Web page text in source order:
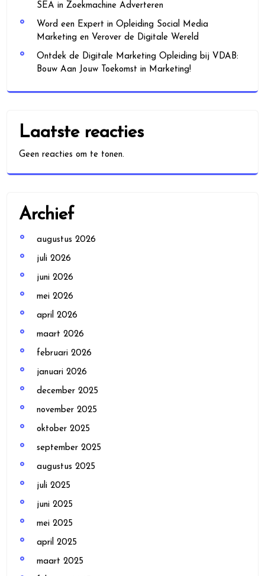
SEA in Zoekmachine Adverteren
Word een Expert in Opleiding Social Media
Marketing en Verover de Digitale Wereld
Ontdek de Digitale Marketing Opleiding bij VDAB:
Bouw Aan Jouw Toekomst in Marketing!
Laatste reacties
Geen reacties om te tonen.
Archief
augustus 2026
juli 2026
juni 2026
mei 2026
april 2026
maart 2026
februari 2026
januari 2026
december 2025
november 2025
oktober 2025
september 2025
augustus 2025
juli 2025
juni 2025
mei 2025
april 2025
maart 2025